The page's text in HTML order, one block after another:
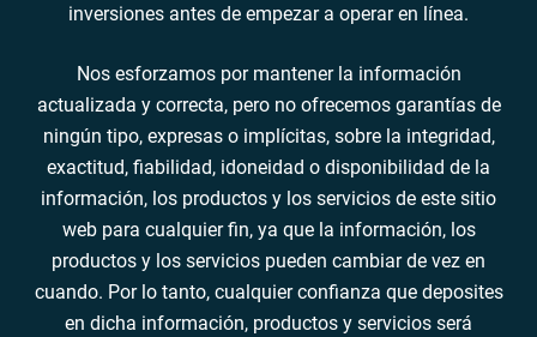
inversiones antes de empezar a operar en línea.
Nos esforzamos por mantener la información
actualizada y correcta, pero no ofrecemos garantías de
ningún tipo, expresas o implícitas, sobre la integridad,
exactitud, fiabilidad, idoneidad o disponibilidad de la
información, los productos y los servicios de este sitio
web para cualquier fin, ya que la información, los
productos y los servicios pueden cambiar de vez en
cuando. Por lo tanto, cualquier confianza que deposites
en dicha información, productos y servicios será